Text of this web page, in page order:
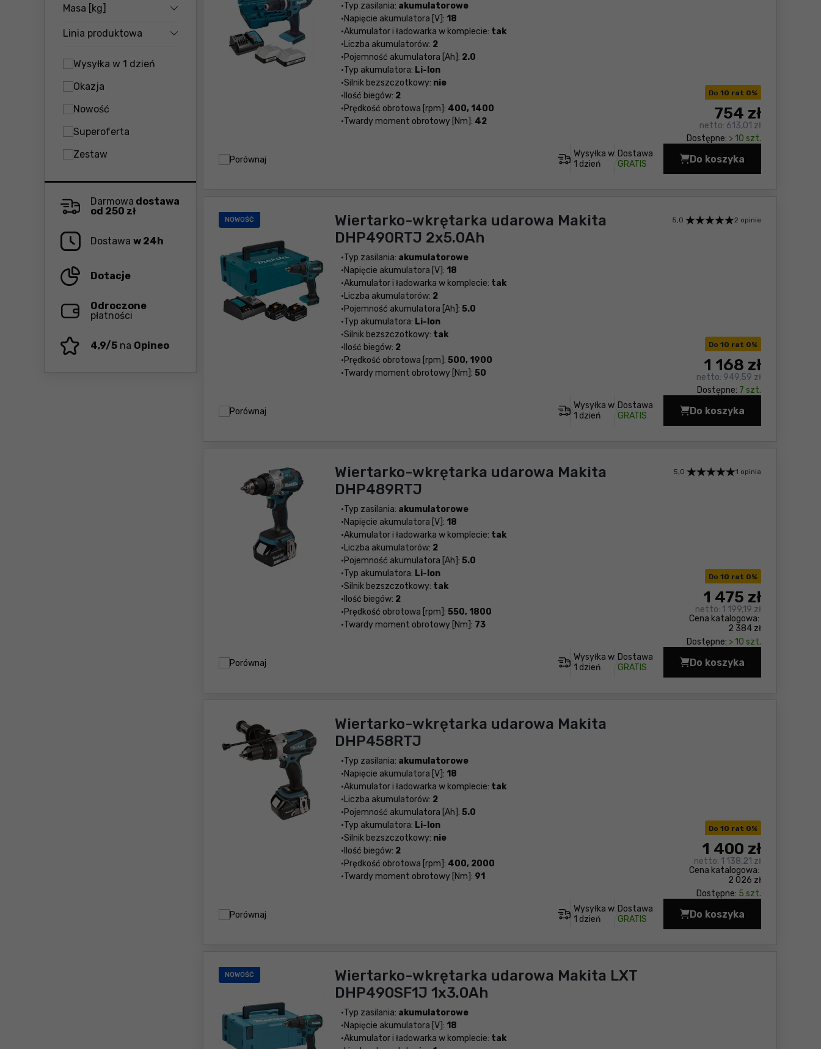
Masa [kg]
Linia produktowa
Wysyłka w 1 dzień
Okazja
Nowość
Superoferta
Zestaw
Darmowa dostawa
od 250 zł
Dostawa w 24h
Dotacje
Odroczone
płatności
4,9/5 na Opineo
Typ zasilania: akumulatorowe
Napięcie akumulatora [V]: 18
Akumulator i ładowarka w komplecie: tak
Liczba akumulatorów: 2
Pojemność akumulatora [Ah]: 2.0
Typ akumulatora: Li-Ion
Silnik bezszczotkowy: nie
Ilość biegów: 2
Prędkość obrotowa [rpm]: 400, 1400
Twardy moment obrotowy [Nm]: 42
Do 10 rat 0%
754 zł
netto: 613,01 zł
Dostępne: > 10 szt.
Porównaj
Wysyłka w
1 dzień
Dostawa
GRATIS
Do koszyka
Wiertarko-wkrętarka
NOWOŚĆ
Wiertarko-wkrętarka udarowa Makita
DHP490RTJ 2x5.0Ah
Typ zasilania: akumulatorowe
Napięcie akumulatora [V]: 18
Akumulator i ładowarka w komplecie: tak
Liczba akumulatorów: 2
Pojemność akumulatora [Ah]: 5.0
Typ akumulatora: Li-Ion
Silnik bezszczotkowy: tak
Ilość biegów: 2
Prędkość obrotowa [rpm]: 500, 1900
Twardy moment obrotowy [Nm]: 50
5,0 2 opinie
Do 10 rat 0%
1 168 zł
netto: 949,59 zł
Dostępne: 7 szt.
Porównaj
Wysyłka w
1 dzień
Dostawa
GRATIS
Do koszyka
Wiertarko-wkrętarka
Wiertarko-wkrętarka udarowa Makita
DHP489RTJ
Typ zasilania: akumulatorowe
Napięcie akumulatora [V]: 18
Akumulator i ładowarka w komplecie: tak
Liczba akumulatorów: 2
Pojemność akumulatora [Ah]: 5.0
Typ akumulatora: Li-Ion
Silnik bezszczotkowy: tak
Ilość biegów: 2
Prędkość obrotowa [rpm]: 550, 1800
Twardy moment obrotowy [Nm]: 73
5,0 1 opinia
Do 10 rat 0%
Cena katalogowa:
2 384 zł
1 475 zł
netto: 1 199,19 zł
Dostępne: > 10 szt.
Porównaj
Wysyłka w
1 dzień
Dostawa
GRATIS
Do koszyka
Wiertarko-wkrętarka
Wiertarko-wkrętarka udarowa Makita
DHP458RTJ
Typ zasilania: akumulatorowe
Napięcie akumulatora [V]: 18
Akumulator i ładowarka w komplecie: tak
Liczba akumulatorów: 2
Pojemność akumulatora [Ah]: 5.0
Typ akumulatora: Li-Ion
Silnik bezszczotkowy: nie
Ilość biegów: 2
Prędkość obrotowa [rpm]: 400, 2000
Twardy moment obrotowy [Nm]: 91
Do 10 rat 0%
Cena katalogowa:
2 026 zł
1 400 zł
netto: 1 138,21 zł
Dostępne: 5 szt.
Porównaj
Wysyłka w
1 dzień
Dostawa
GRATIS
Do koszyka
Wiertarko-wkrętarka
NOWOŚĆ
Wiertarko-wkrętarka udarowa Makita LXT
DHP490SF1J 1x3.0Ah
Typ zasilania: akumulatorowe
Napięcie akumulatora [V]: 18
Akumulator i ładowarka w komplecie: tak